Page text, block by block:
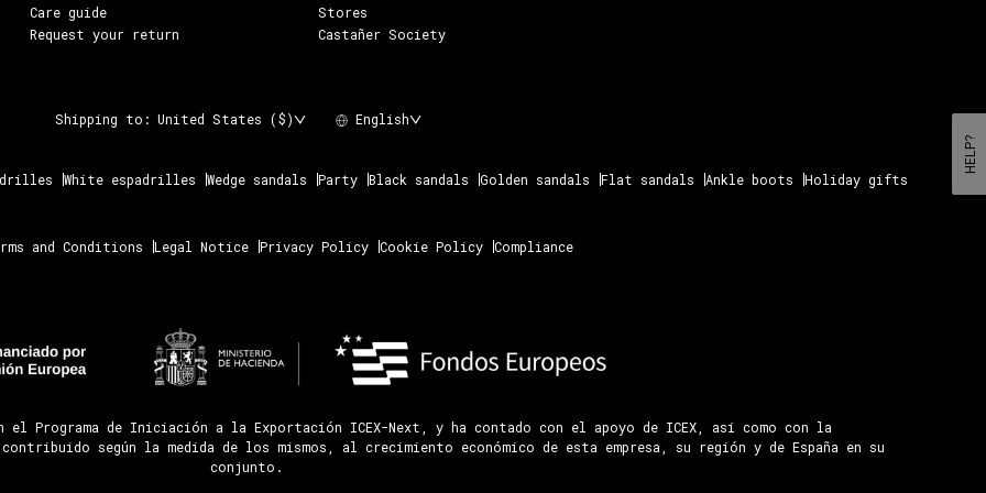
Care guide
Request your return
Stores
Castañer Society
Shipping to: United States ($) English
White espadrilles Wedge sandals Party Black sandals Golden sandals Flat sandals Ankle boots Holiday gifts
and Conditions Legal Notice Privacy Policy Cookie Policy Compliance
Programa de Iniciación a la Exportación ICEX-Next, y ha contado con el apoyo de ICEX, así como con la
contribuido según la medida de los mismos, al crecimiento económico de esta empresa, su región y de España en su
conjunto.
HELP?